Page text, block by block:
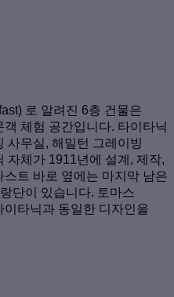
로 알려진 6층 건물은
체험 공간입니다. 타이타닉
사무실, 해밀턴 그레이빙
자체가 1911년에 설계, 제작,
트 바로 옆에는 마지막 남은
단이 있습니다. 토마스
타닉과 동일한 디자인을